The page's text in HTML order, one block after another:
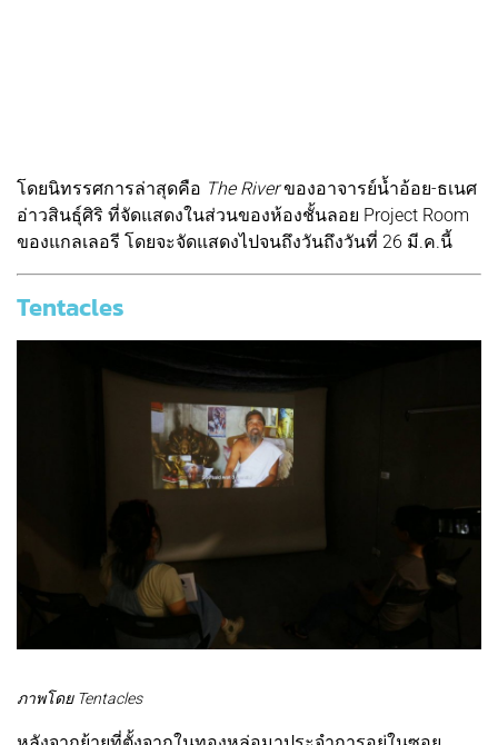
โดยนิทรรศการล่าสุดคือ The Riverของอาจารย์น้ำอ้อย-ธเนศ
อ่าวสินธุ์ศิริ ที่จัดแสดงในส่วนของห้องชั้นลอย Project Room
ของแกลเลอรี โดยจะจัดแสดงไปจนถึงวันถึงวันที่ 26 มี.ค.นี้
Tentacles
ภาพโดย Tentacles